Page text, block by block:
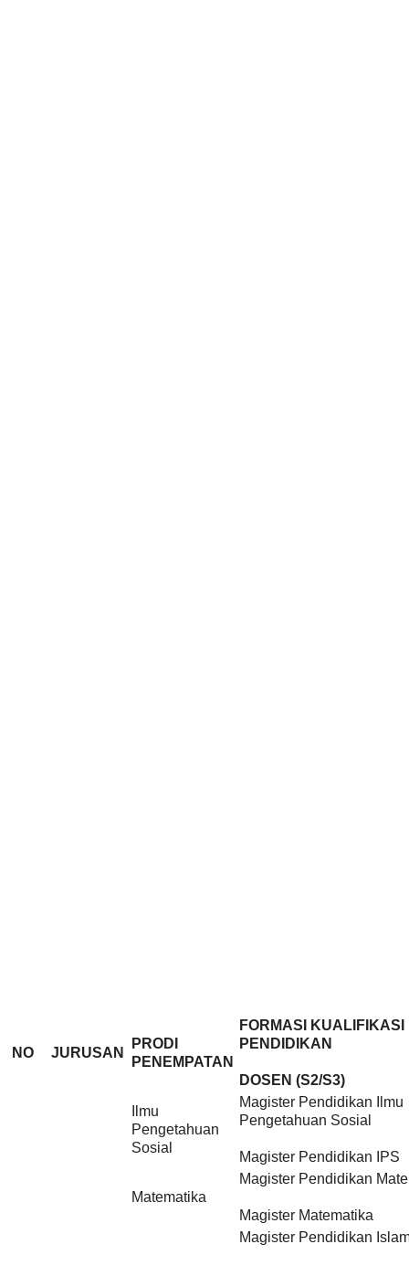
NO JURUSAN
PRODI
PENEMPATAN
FORMASI KUALIFIKASI
PENDIDIKAN
DOSEN (S2/S3)
Ilmu
Pengetahuan
Sosial
Magister Pendidikan Ilmu
Pengetahuan Sosial
Magister Pendidikan IPS
Matematika
Magister Pendidikan
Magister Matematika
Magister Pendidikan